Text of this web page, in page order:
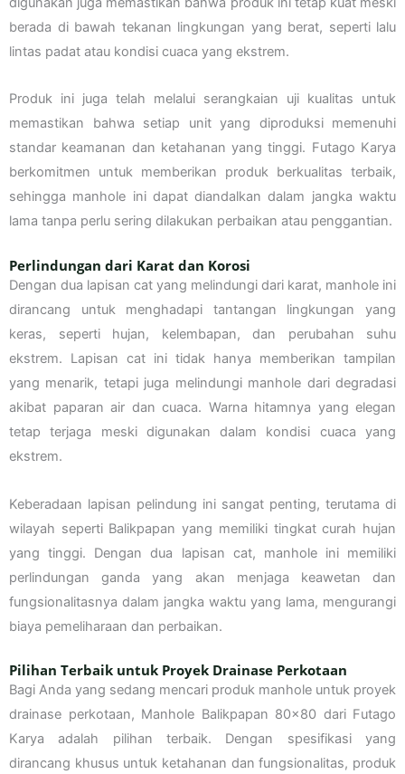
berada di bawah tekanan lingkungan yang berat, seperti lalu
lintas padat atau kondisi cuaca yang ekstrem.
Produk ini juga telah melalui serangkaian uji kualitas untuk
memastikan bahwa setiap unit yang diproduksi memenuhi
standar keamanan dan ketahanan yang tinggi. Futago Karya
berkomitmen untuk memberikan produk berkualitas terbaik,
sehingga manhole ini dapat diandalkan dalam jangka waktu
lama tanpa perlu sering dilakukan perbaikan atau penggantian.
Perlindungan dari Karat dan Korosi
Dengan dua lapisan cat yang melindungi dari karat, manhole ini
dirancang untuk menghadapi tantangan lingkungan yang
keras, seperti hujan, kelembapan, dan perubahan suhu
ekstrem. Lapisan cat ini tidak hanya memberikan tampilan
yang menarik, tetapi juga melindungi manhole dari degradasi
akibat paparan air dan cuaca. Warna hitamnya yang elegan
tetap terjaga meski digunakan dalam kondisi cuaca yang
ekstrem.
Keberadaan lapisan pelindung ini sangat penting, terutama di
wilayah seperti Balikpapan yang memiliki tingkat curah hujan
yang tinggi. Dengan dua lapisan cat, manhole ini memiliki
perlindungan ganda yang akan menjaga keawetan dan
fungsionalitasnya dalam jangka waktu yang lama, mengurangi
biaya pemeliharaan dan perbaikan.
Pilihan Terbaik untuk Proyek Drainase Perkotaan
Bagi Anda yang sedang mencari produk manhole untuk proyek
drainase perkotaan, Manhole Balikpapan 80×80 dari Futago
Karya adalah pilihan terbaik. Dengan spesifikasi yang
dirancang khusus untuk ketahanan dan fungsionalitas, produk